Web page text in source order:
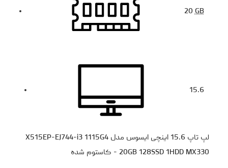
20GB
15.6
لپ تاپ 15.6 اینچی ایسوس مدل X515EP-EJ744-i3 1115G4
20GB 128SSD 1HDD MX330 - کاستوم شده